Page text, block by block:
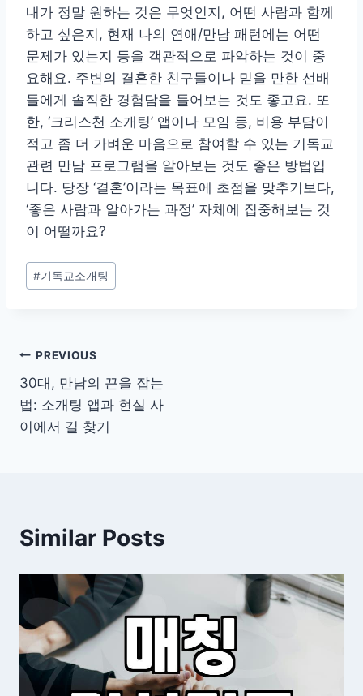
내가 정말 원하는 것은 무엇인지, 어떤 사람과 함께
하고 싶은지, 현재 나의 연애/만남 패턴에는 어떤
문제가 있는지 등을 객관적으로 파악하는 것이 중
요해요. 주변의 결혼한 친구들이나 믿을 만한 선배
들에게 솔직한 경험담을 들어보는 것도 좋고요. 또
한, ‘크리스천 소개팅’ 앱이나 모임 등, 비용 부담이
적고 좀 더 가벼운 마음으로 참여할 수 있는 기독교
관련 만남 프로그램을 알아보는 것도 좋은 방법입
니다. 당장 ‘결혼’이라는 목표에 초점을 맞추기보다,
‘좋은 사람과 알아가는 과정’ 자체에 집중해보는 것
이 어떨까요?
Post
Tags:
#기독교소개팅
글
탐
색
PREVIOUS
30대, 만남의 끈을 잡는
법: 소개팅 앱과 현실 사
이에서 길 찾기
Similar Posts